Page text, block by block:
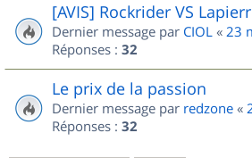
[AVIS] Rockrider VS
Dernier message par CIOL « 23
Réponses : 32
Le prix de la passion
Dernier message par redzone «
Réponses : 32